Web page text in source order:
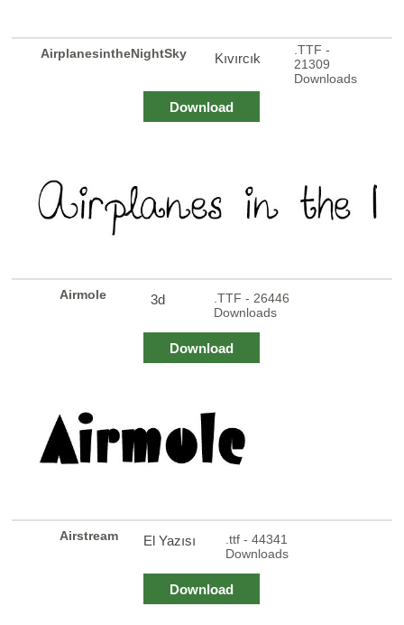
AirplanesintheNightSky Kıvırcık
.TTF -
21309
Downloads
Download
Airmole 3d
.TTF - 26446
Downloads
Download
Airstream El Yazısı
.ttf - 44341
Downloads
Download